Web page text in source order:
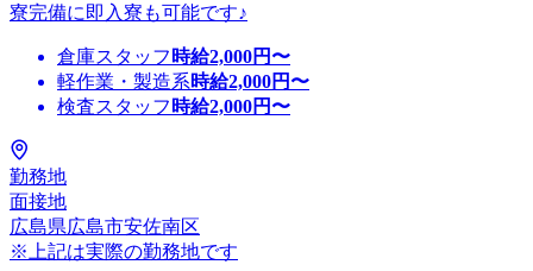
寮完備に即入寮も可能です♪
倉庫スタッフ 時給2,000円〜
軽作業・製造系時給2,000円〜
検査スタッフ 時給2,000円〜
勤務地
面接地
広島県広島市安佐南区
※上記は実際の勤務地です